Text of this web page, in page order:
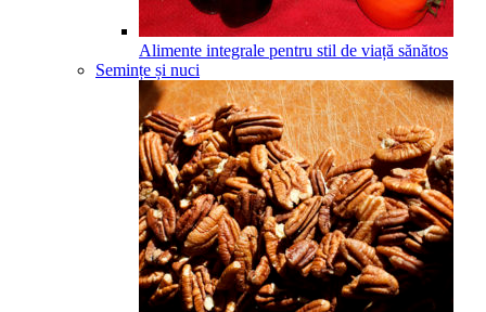
Alimente integrale pentru stil de viață sănătos
Semințe și nuci